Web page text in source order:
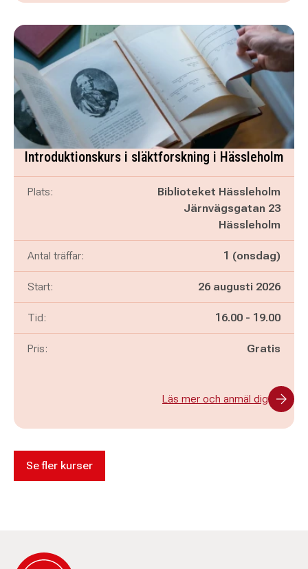
Introduktionskurs i släktforskning i Hässleholm
Plats:
Biblioteket Hässleholm
Järnvägsgatan 23
Hässleholm
Antal träffar: 1 (onsdag)
Start: 26 augusti 2026
Tid: Pågår mellan
16.00 - och
19.00
Pris: Gratis
Läs mer och anmäl dig
Se fler kurser